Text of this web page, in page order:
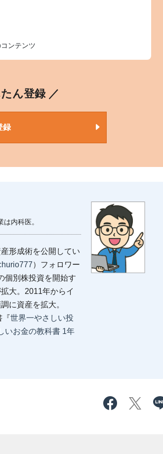
ンテンツ
ん登録 ／
録
は内科医。
形成術を公開してい
）フォロワー
個別株投資を開始す
大。2011年からイ
に資産を拡大。
『世界一やさしい投
いお金の教科書 1年